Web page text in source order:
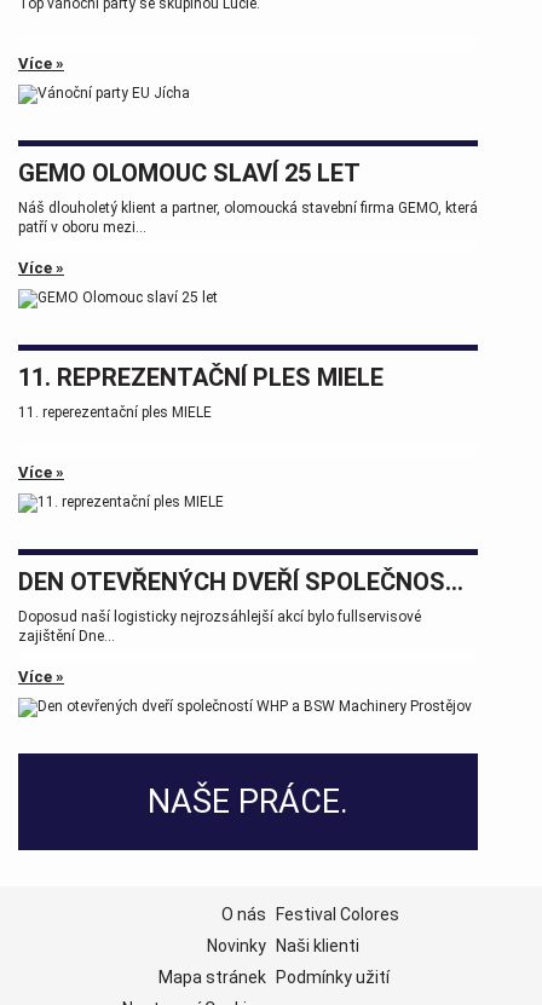
Více »
GEMO OLOMOUC SLAVÍ 25 LET
Náš dlouholetý klient a partner, olomoucká stavební firma GEMO, která
patří v oboru mezi...
Více »
11. REPREZENTAČNÍ PLES MIELE
11. reperezentační ples MIELE
Více »
DEN OTEVŘENÝCH DVEŘÍ SPOLEČNOSTÍ WHP A BSW MACHINERY PROSTĚJOV
Doposud naší logisticky nejrozsáhlejší akcí bylo fullservisové
zajištění Dne...
Více »
NAŠE PRÁCE.
O nás
Festival Colores
Novinky
Naši klienti
Mapa stránek
Podmínky užití